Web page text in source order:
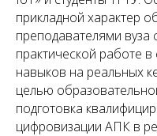
прикладной характер
преподавателями вуза
практической работе
навыков на реальных
целью
подготовка
цифровизации АПК в